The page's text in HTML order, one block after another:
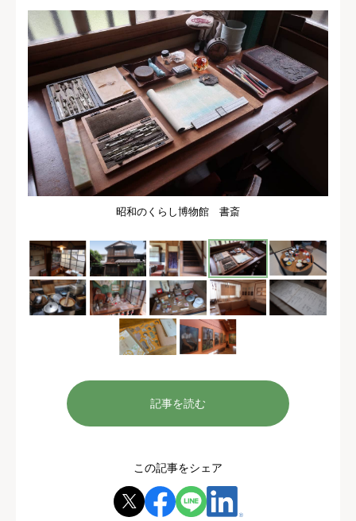
昭和のくらし博物館 書斎
記事を読む
この記事をシェア